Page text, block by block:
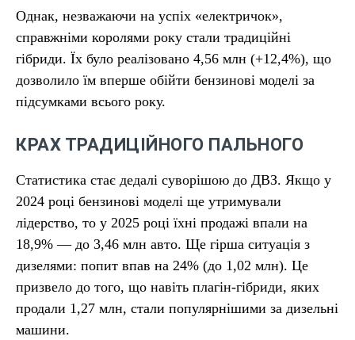
Однак, незважаючи на успіх «електричок»,
справжніми королями року стали традиційні
гібриди. Їх було реалізовано 4,56 млн (+12,4%), що
дозволило їм вперше обійти бензинові моделі за
підсумками всього року.
КРАХ ТРАДИЦІЙНОГО ПАЛЬНОГО
Статистика стає дедалі суворішою до ДВЗ. Якщо у
2024 році бензинові моделі ще утримували
лідерство, то у 2025 році їхні продажі впали на
18,9% — до 3,46 млн авто. Ще гірша ситуація з
дизелями: попит впав на 24% (до 1,02 млн). Це
призвело до того, що навіть плагін-гібриди, яких
продали 1,27 млн, стали популярнішими за дизельні
машини.